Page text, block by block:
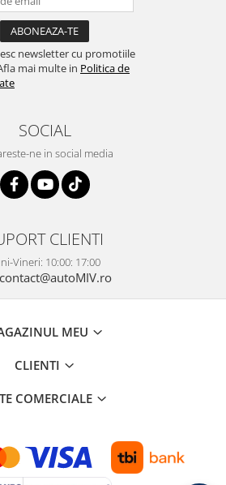
newsletter cu promotiile
mai multe in Politica de
SOCIAL
ne in social media
CLIENTI
Vineri: 10:00: 17:00
contact@autoMIV.ro
MEU
CLIENTI
COMERCIALE